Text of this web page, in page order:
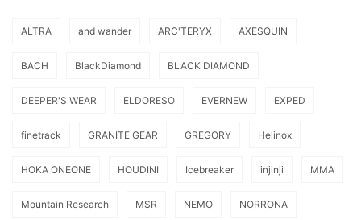
ALTRA and wander ARC'TERYX AXESQUIN
BACH BlackDiamond BLACK DIAMOND
DEEPER'S WEAR ELDORESO EVERNEW EXPED
finetrack GRANITE GEAR GREGORY Helinox
HOKA ONEONE HOUDINI Icebreaker injinji MMA
Mountain Research MSR NEMO NORRONA